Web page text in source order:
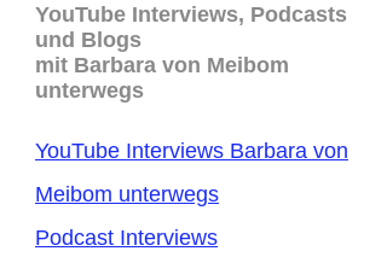
YouTube Interviews, Podcasts
und Blogs
mit Barbara von Meibom
unterwegs
YouTube Interviews Barbara von
Meibom unterwegs
Podcast Interviews